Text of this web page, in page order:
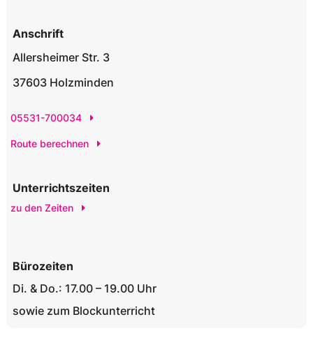
Anschrift
Allersheimer Str. 3
37603 Holzminden
05531-700034
Route berechnen
Unterrichtszeiten
zu den Zeiten
Bürozeiten
Di. & Do.: 17.00 – 19.00 Uhr
sowie zum Blockunterricht